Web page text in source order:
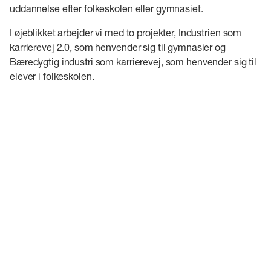
uddannelse efter folkeskolen eller gymnasiet.
I øjeblikket arbejder vi med to projekter, Industrien som
karrierevej 2.0, som henvender sig til gymnasier og
Bæredygtig industri som karrierevej, som henvender sig til
elever i folkeskolen.